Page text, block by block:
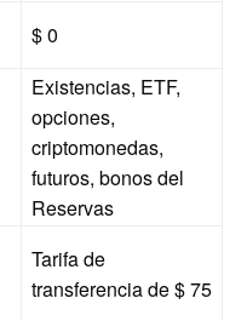
$ 0
Existencias, ETF,
opciones,
criptomonedas,
futuros, bonos del
Reservas
Tarifa de
transferencia de $ 75